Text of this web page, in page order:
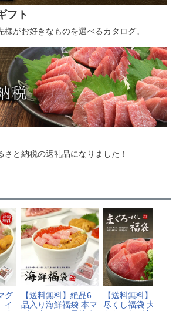
フト
様がお好きなものを選べるカタログ。
さと納税の返礼品になりました！
グ
イ
【送料無料】絶品6
品入り海鮮福袋 本マ
【送料無料】まぐ
尽くし福袋 大トロ